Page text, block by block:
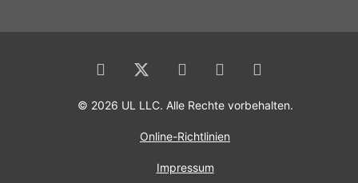
© 2026 UL LLC. Alle Rechte vorbehalten.
Online-Richtlinien
Impressum